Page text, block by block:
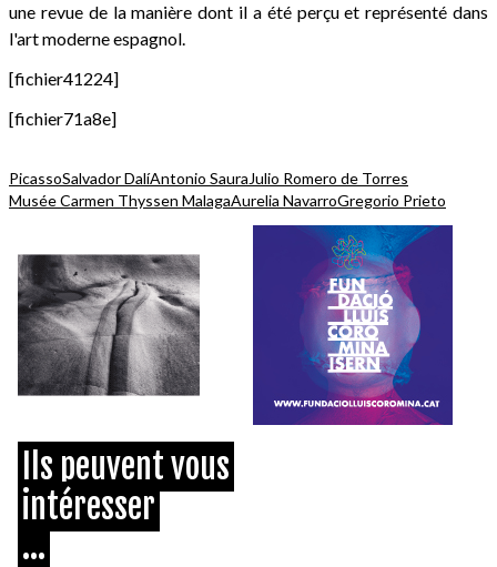
une revue de la manière dont il a été perçu et représenté dans
l'art moderne espagnol.
[fichier41224]
[fichier71a8e]
PicassoSalvador DalíAntonio SauraJulio Romero de Torres
Musée Carmen Thyssen MalagaAurelia NavarroGregorio Prieto
Ils peuvent vous
intéresser
...